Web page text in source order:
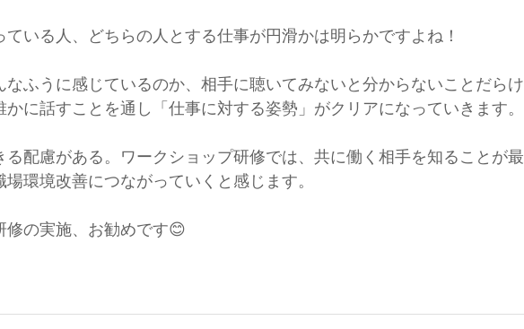
いる人、どちらの人とする仕事が円滑かは明らかですよね！
ふうに感じているのか、相手に聴いてみないと分からないことだらけ
に話すことを通し「仕事に対する姿勢」がクリアになっていきます。
配慮がある。ワークショップ研修では、共に働く相手を知ることが最
環境改善につながっていくと感じます。
の実施、お勧めです😊